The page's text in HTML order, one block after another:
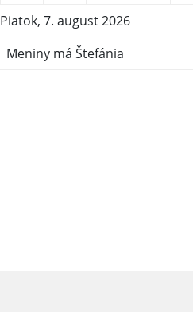
Piatok, 7. august 2026
Meniny má Štefánia